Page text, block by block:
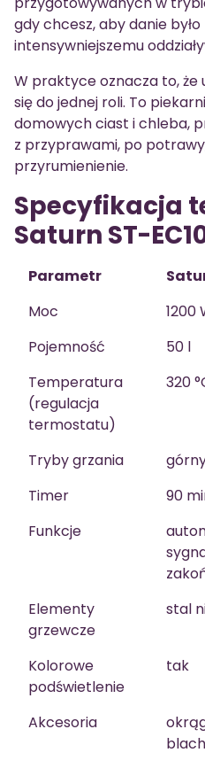
gdy chcesz, aby danie
intensywniejszemu
W praktyce oznacza to, że
się do jednej roli. To
domowych ciast i chleba,
z przyprawami, po
przyrumienienie.
Specyfikacja
Saturn ST-
Parametr
Moc
1200
Pojemność
50 l
Temperatura
(regulacja
termostatu)
320
Tryby grzania
Timer
90
Funkcje
Elementy
grzewcze
stal
Kolorowe
podświetlenie
tak
Akcesoria